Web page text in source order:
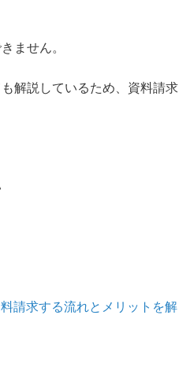
ません。
解説しているため、資料請求
請求する流れとメリットを解